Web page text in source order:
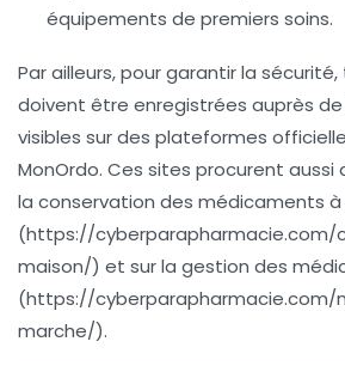
équipements de premiers soins.
Par ailleurs, pour garantir la
doivent être enregistrées auprès
visibles sur des plateformes
MonOrdo. Ces sites procurent
la conservation des médicaments
(https://
maison/) et sur la gestion des
(https://
marche/).